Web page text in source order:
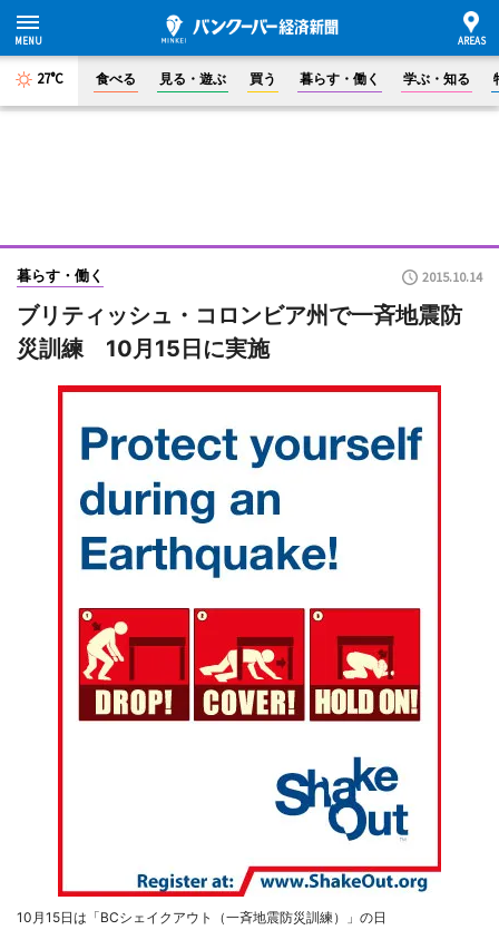
27°C 食べる 見る・遊ぶ 買う 暮らす・働く 学ぶ・知る
暮らす・働く 2015.10.14
ブリティッシュ・コロンビア州で一斉地震防
災訓練 10月15日に実施
10月15日は「BCシェイクアウト（一斉地震防災訓練）」の日